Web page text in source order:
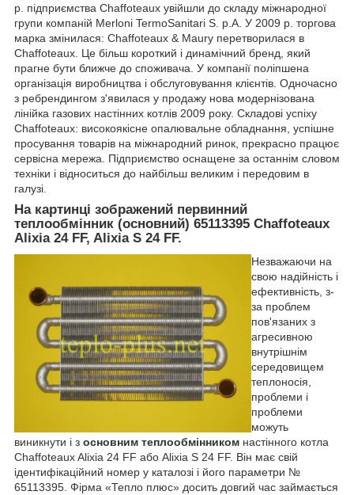
р. підприємства Chaffoteaux увійшли до складу міжнародної
групи компаній Merloni TermoSanitari S. p.A. У 2009 р. торгова
марка змінилася: Chaffoteaux & Maury перетворилася в
Chaffoteaux. Це більш короткий і динамічний бренд, який
прагне бути ближче до споживача. У компанії поліпшена
організація виробництва і обслуговування клієнтів. Одночасно
з ребрендингом з'явилася у продажу нова модернізована
лінійка газових настінних котлів 2009 року. Складові успіху
Chaffoteaux: високоякісне опалювальне обладнання, успішне
просування товарів на міжнародний ринок, прекрасно працює
сервісна мережа. Підприємство оснащене за останнім словом
техніки і відноситься до найбільш великим і передовим в
галузі.
На картинці зображений первинний
теплообмінник (основний) 65113395 Chaffoteaux
Alixia 24 FF, Alixia S 24 FF.
Незважаючи на
свою надійність і
ефективність, з-
за проблем
пов'язаних з
агресивною
внутрішнім
середовищем
теплоносія,
проблеми і
проблеми
можуть
виникнути і з основним теплообмінником настінного котла
Chaffoteaux Alixia 24 FF або Alixia S 24 FF. Він має свій
ідентифікаційний номер у каталозі і його параметри №
65113395. Фірма «Тепло плюс» досить довгий час займається